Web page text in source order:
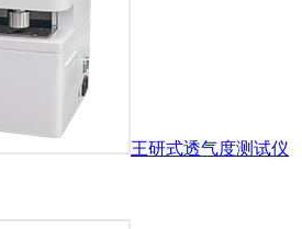
王研式透气度测试仪